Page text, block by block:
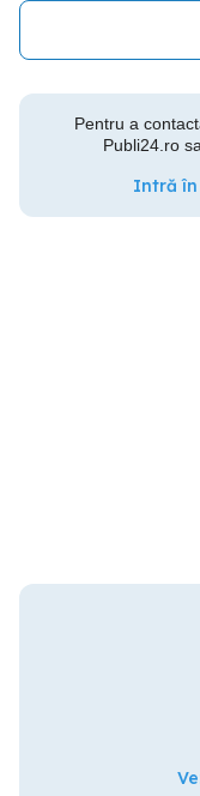
Pentru a
Publi24.ro
Intră